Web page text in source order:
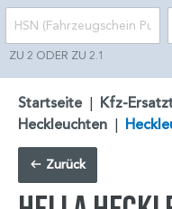
ZU 2 ODER ZU 2.1
Startseite | Kfz-
Heckleuchten |
Zurück